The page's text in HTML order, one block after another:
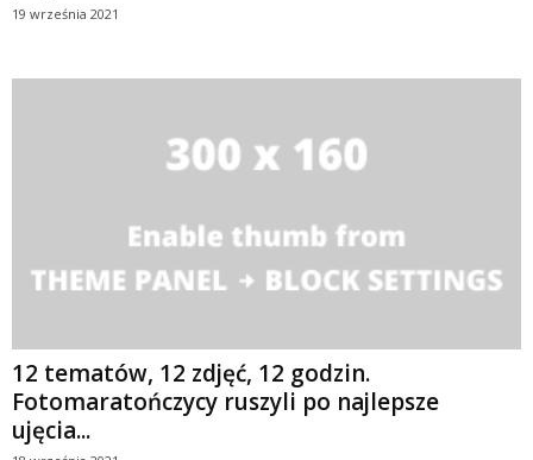
19 września 2021
12 tematów, 12 zdjęć, 12 godzin.
Fotomaratończycy ruszyli po najlepsze
ujęcia...